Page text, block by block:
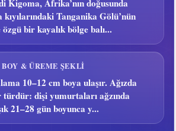
Kigoma, Afrika’nın doğusunda
Tanganika Gölü’nün
bir kayalık bölge balı...
BOY & ÜREME ŞEKLI
10–12 cm boya ulaşır. Ağızda
dişi yumurtaları ağzında
21–28 gün boyunca y...